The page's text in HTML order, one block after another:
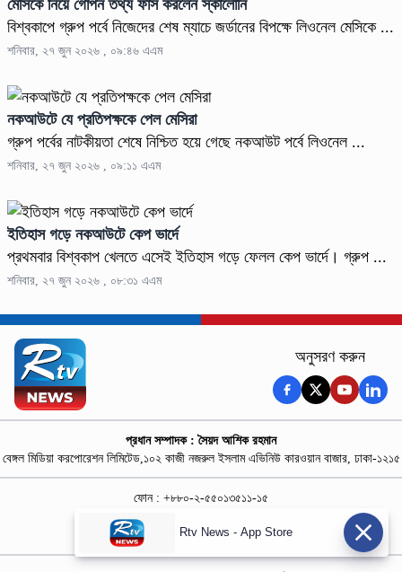
মেসিকে নিয়ে গোপন তথ্য ফাঁস করলেন স্কালোনি
বিশ্বকাপে গ্রুপ পর্বে নিজেদের শেষ ম্যাচে জর্ডানের বিপক্ষে লিওনেল মেসিকে ...
শনিবার, ২৭ জুন ২০২৬ , ০৯:৪৬ এএম
নকআউটে যে প্রতিপক্ষকে পেল মেসিরা
গ্রুপ পর্বের নাটকীয়তা শেষে নিশ্চিত হয়ে গেছে নকআউট পর্বে লিওনেল ...
শনিবার, ২৭ জুন ২০২৬ , ০৯:১১ এএম
ইতিহাস গড়ে নকআউটে কেপ ভার্দে
প্রথমবার বিশ্বকাপ খেলতে এসেই ইতিহাস গড়ে ফেলল কেপ ভার্দে। গ্রুপ ...
শনিবার, ২৭ জুন ২০২৬ , ০৮:৩১ এএম
অনুসরণ করুন
প্রধান সম্পাদক : সৈয়দ আশিক রহমান
বেঙ্গল মিডিয়া করপোরেশন লিমিটেড,১০২ কাজী নজরুল ইসলাম এভিনিউ কারওয়ান বাজার, ঢাকা-১২১৫
ফোন : +৮৮০-২-৫৫০১৩৫১১-১৫
নিউজ রুম : +৮৮০-১৮৭৮১৮৪৩৬৯-৭০
বিজ্ঞাপন :
rtvdigitalad@gmail.com
Rtv News - App Store